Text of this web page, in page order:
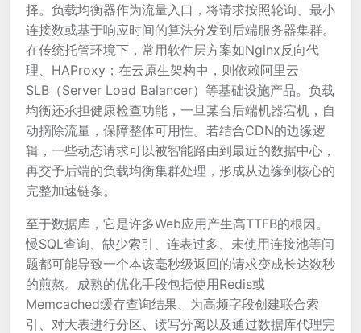
择。负载均衡器作为流量入口，将请求按照轮询、最小
连接数或基于响应时间的算法分发到后端服务器集群。
在传统托管环境下，常用软件层方案如Nginx反向代
理、HAProxy；在云原生架构中，则依赖阿里云
SLB（Server Load Balancer）等基础设施产品。负载
均衡还承担健康检查功能，一旦某台后端机器宕机，自
动摘除流量，保障整体可用性。若结合CDN的边缘逻
辑，一些动态请求可以被智能路由到最近的数据中心，
再交予后端的负载均衡集群处理，形成从边缘到核心的
完整加速链条。
至于数据库，它是许多Web应用产生高TTFB的根因。
慢SQL查询、缺少索引、连表过多、未使用连接池等问
题都可能导致一个本该毫秒级返回的请求变成长达数秒
的煎熬。成熟的优化手段包括使用Redis或
Memcached缓存查询结果、为高频字段创建联合索
引、对大表进行分区、读写分离以及通过数据库代理完